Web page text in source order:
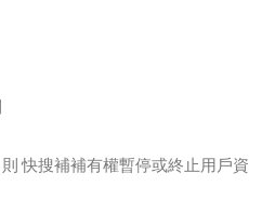
快搜補補有權暫停或終止用戶資